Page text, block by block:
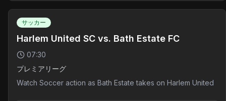
サッカー
Harlem United SC vs. Bath Estate FC
07:30
プレミアリーグ
Watch Soccer action as Bath Estate takes on Harlem United